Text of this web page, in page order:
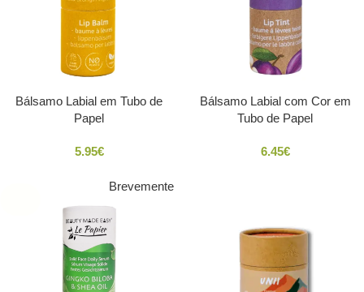
Bálsamo Labial em Tubo de
Papel
5.95€
Bálsamo Labial com Cor em
Tubo de Papel
6.45€
Brevemente